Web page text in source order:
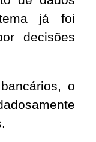
já foi
decisões
o